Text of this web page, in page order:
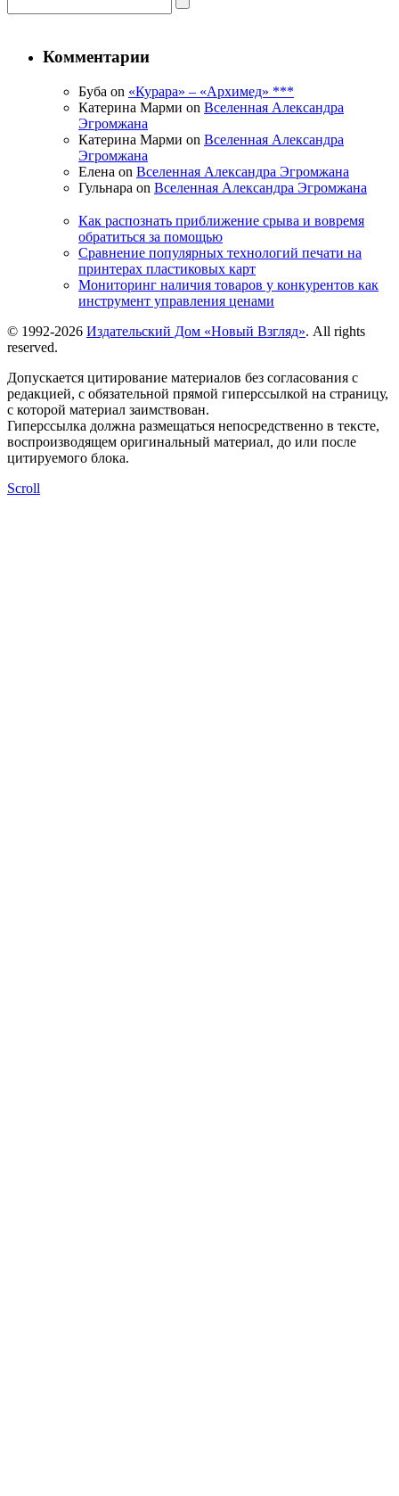
Комментарии
Буба on «Курара» – «Архимед» ***
Катерина Марми on Вселенная Александра
Эгромжана
Катерина Марми on Вселенная Александра
Эгромжана
Елена on Вселенная Александра Эгромжана
Гульнара on Вселенная Александра Эгромжана
Как распознать приближение срыва и вовремя
обратиться за помощью
Сравнение популярных технологий печати на
принтерах пластиковых карт
Мониторинг наличия товаров у конкурентов как
инструмент управления ценами
© 1992-2026 Издательский Дом «Новый Взгляд». All rights
reserved.
Допускается цитирование материалов без согласования с
редакцией, с обязательной прямой гиперссылкой на страницу,
с которой материал заимствован.
Гиперссылка должна размещаться непосредственно в тексте,
воспроизводящем оригинальный материал, до или после
цитируемого блока.
Scroll